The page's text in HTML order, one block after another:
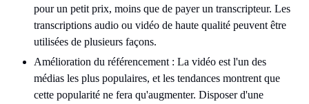
pour un petit prix, moins que de payer un transcripteur. Les
transcriptions audio ou vidéo de haute qualité peuvent être
utilisées de plusieurs façons.
Amélioration du référencement : La vidéo est l'un des
médias les plus populaires, et les tendances montrent que
cette popularité ne fera qu'augmenter. Disposer d'une